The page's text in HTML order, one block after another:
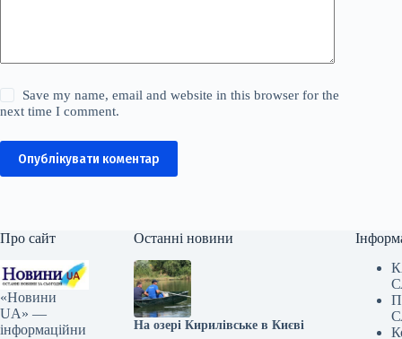
Save my name, email and website in this browser for the
next time I comment.
Опублікувати коментар
Про сайт
«Новини
UA» —
інформаційни
Останні новини
На озері Кирилівське в Києві